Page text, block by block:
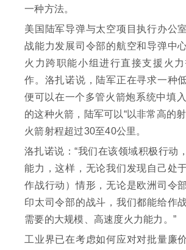
一种方法。
美国陆军导弹与太空项目执行办公
战能力发展司令部的航空和导弹中
火力跨职能小组进行直接支援火
作。洛扎诺说，陆军正在寻求一种
便可以在一个多管火箭炮系统中填
的这种火箭，陆军可以“以非常高的射
火箭射程超过30至40公里。
洛扎诺说：“我们在该领域积极行动
能力，这样，无论我们发现自己处
作战行动）情形，无论是欧洲司令
印太司令部的战斗，我们都能给作
需要的大规模、高速度火力能力。”
工业界已在考虑如何应对对批量廉